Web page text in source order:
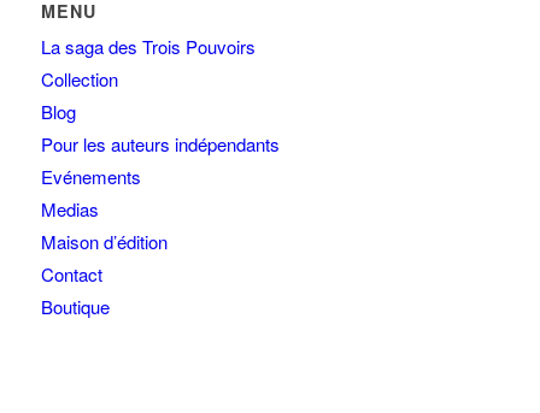
MENU
La saga des Trois Pouvoirs
Collection
Blog
Pour les auteurs indépendants
Evénements
Medias
Maison d’édition
Contact
Boutique